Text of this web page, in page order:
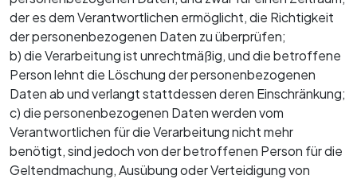
der es dem Verantwortlichen ermöglicht, die Richtigkeit
der personenbezogenen Daten zu überprüfen;
b) die Verarbeitung ist unrechtmäßig, und die betroffene
Person lehnt die Löschung der personenbezogenen
Daten ab und verlangt stattdessen deren Einschränkung;
c) die personenbezogenen Daten werden vom
Verantwortlichen für die Verarbeitung nicht mehr
benötigt, sind jedoch von der betroffenen Person für die
Geltendmachung, Ausübung oder Verteidigung von